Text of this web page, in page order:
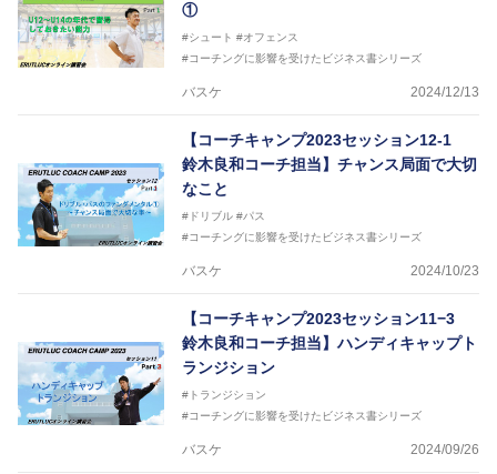
①
#シュート #オフェンス
#コーチングに影響を受けたビジネス書シリーズ
バスケ 2024/12/13
【コーチキャンプ2023セッション12-1
鈴木良和コーチ担当】チャンス局面で大切
なこと
#ドリブル #パス
#コーチングに影響を受けたビジネス書シリーズ
バスケ 2024/10/23
【コーチキャンプ2023セッション11−3
鈴木良和コーチ担当】ハンディキャップト
ランジション
#トランジション
#コーチングに影響を受けたビジネス書シリーズ
バスケ 2024/09/26